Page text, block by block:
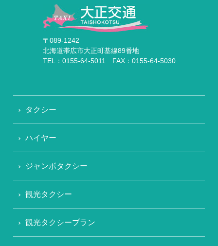
〒089-1242
北海道帯広市大正町基線89番地
TEL：0155-64-5011 FAX：0155-64-5030
タクシー
ハイヤー
ジャンボタクシー
観光タクシー
観光タクシープラン